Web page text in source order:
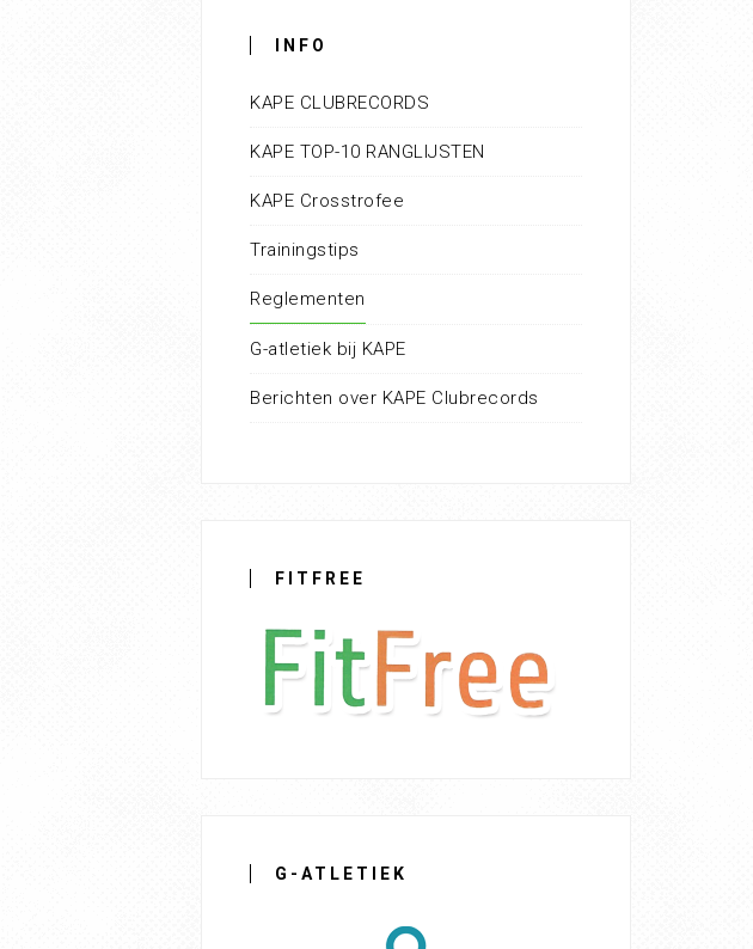
INFO
KAPE CLUBRECORDS
KAPE TOP-10 RANGLIJSTEN
KAPE Crosstrofee
Trainingstips
Reglementen
G-atletiek bij KAPE
Berichten over KAPE Clubrecords
FITFREE
G-ATLETIEK